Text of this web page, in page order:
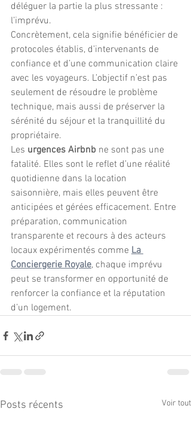
déléguer la partie la plus stressante :
l’imprévu.
Concrètement, cela signifie bénéficier de
protocoles établis, d’intervenants de
confiance et d’une communication claire
avec les voyageurs. L’objectif n’est pas
seulement de résoudre le problème
technique, mais aussi de préserver la
sérénité du séjour et la tranquillité du
propriétaire.
Les urgences Airbnb ne sont pas une
fatalité. Elles sont le reflet d’une réalité
quotidienne dans la location
saisonnière, mais elles peuvent être
anticipées et gérées efficacement. Entre
préparation, communication
transparente et recours à des acteurs
locaux expérimentés comme La
Conciergerie Royale, chaque imprévu
peut se transformer en opportunité de
renforcer la confiance et la réputation
d’un logement.
Posts récents Voir tout